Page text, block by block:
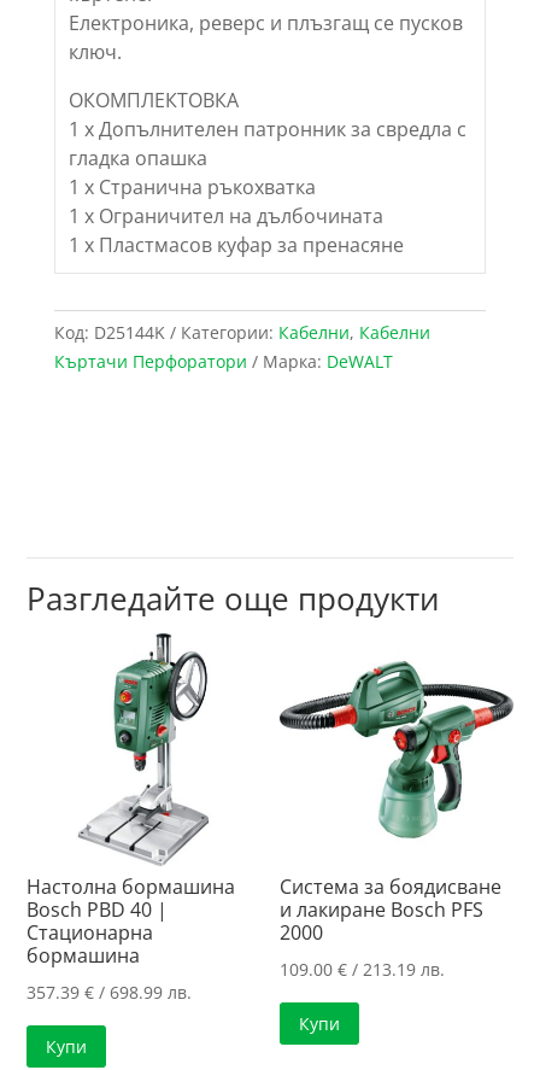
Електроника, реверс и плъзгащ се пусков
ключ.
ОКОМПЛЕКТОВКА
1 х Допълнителен патронник за свредла с
гладка опашка
1 х Странична ръкохватка
1 х Ограничител на дълбочината
1 х Пластмасов куфар за пренасяне
Код: D25144K Категории: Кабелни, Кабелни
Къртачи Перфоратори
Марка: DeWALT
Разгледайте още продукти
Настолна бормашина
Bosch PBD 40 |
Стационарна
бормашина
357.39€ / 698.99 лв.
Купи
Система за боядисване
и лакиране Bosch PFS
2000
109.00€ / 213.19 лв.
Купи